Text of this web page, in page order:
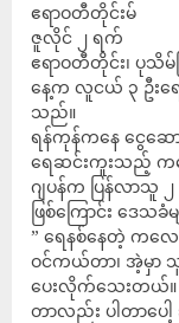
ဧရာဝတီတိုင်းမ်
ဇူလိုင် ၂ ရက်
ဧရာဝတီတိုင်း၊ ပုသိ
နေ့က လူငယ် ၃ ဦးရ
သည်။
ရန်ကုန်ကနေ ငွေဆေ
ရေဆင်းကူးသည့် က
ဂျပန်က ပြန်လာသူ ၂
ဖြစ်ကြောင်း ဒေသခံ
” ရေနစ်နေတဲ့ ကလ
ဝင်ကယ်တာ၊ အဲ့မှာ
ပေးလိုက်သေးတယ်။
တာလည်း ပါတာပေ